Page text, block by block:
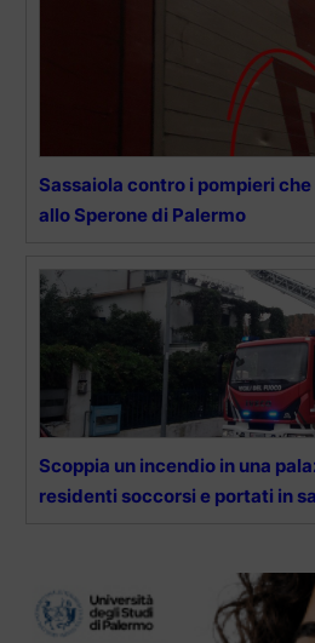
Sassaiola contro i pompieri che
allo Sperone di Palermo
Scoppia un incendio in una
residenti soccorsi e portati in